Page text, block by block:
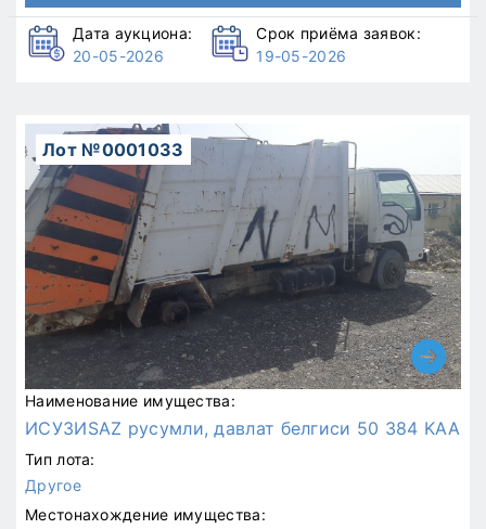
Дата аукциона:
20-05-2026
Срок приёма заявок:
19-05-2026
Лот №0001033
Наименование имущества:
ИСУЗИSAZ русумли, давлат белгиси 50 384 KAA
Тип лота:
Другое
Местонахождение имущества: